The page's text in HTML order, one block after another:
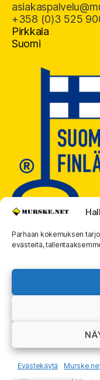
Parhaan kokemuksen
evästeitä,
Evästekäytä
+358 (0)3 525
Pirkkala
Suomi
Murske.net Suomi